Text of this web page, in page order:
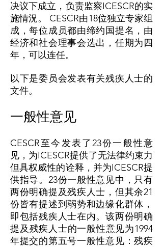
决议下成立，负责监察ICESCR的实
施情況。 CESCR由18位独立专家组
成，每位成员都由缔约国提名，由
经济和社会理事会选出，任期为四
年，可以连任。
以下是委员会发表有关残疾人士的
文件。
一般性意见
CESCR至今发表了23份一般性意
见，为ICESCR提供了无法律约束力
但具权威性的诠释，并为ICESCR提
供指导。23份一般性意见中，只有
两份明确提及残疾人士，但其余21
份皆有提述到弱势和边缘化群体，
即包括残疾人士在内。该两份明确
提及残疾人士的一般性意见为1994
年提交的第五号一般性意见：残疾